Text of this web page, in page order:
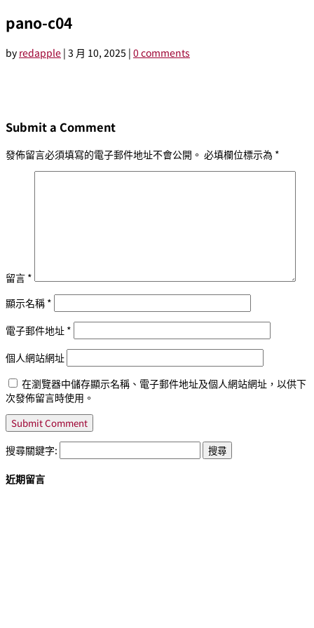
pano-c04
by redapple | 3 月 10, 2025 | 0 comments
Submit a Comment
發佈留言必須填寫的電子郵件地址不會公開。 必填欄位標示為 *
留言 *
顯示名稱 *
電子郵件地址 *
個人網站網址
在瀏覽器中儲存顯示名稱、電子郵件地址及個人網站網址，以供下
次發佈留言時使用。
搜尋關鍵字:
近期留言